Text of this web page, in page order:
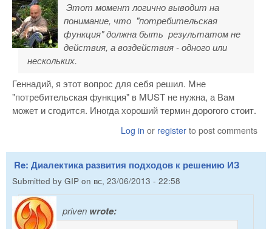
Этот момент логично выводит на
понимание, что "потребительская
функция" должна быть результатом не
действия, а воздействия - одного или
нескольких.
Геннадий, я этот вопрос для себя решил. Мне
"потребительская функция" в MUST не нужна, а Вам
может и сгодится. Иногда хороший термин дорогого стоит.
Log in or register to post comments
Re: Диалектика развития подходов к решению ИЗ
Submitted by GIP on вс, 23/06/2013 - 22:58
priven wrote: